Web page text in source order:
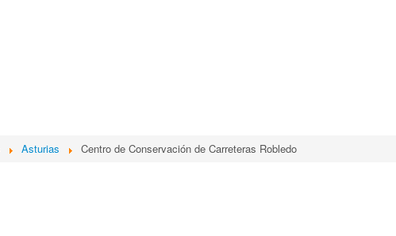
Asturias Centro de Conservación de Carreteras Robledo